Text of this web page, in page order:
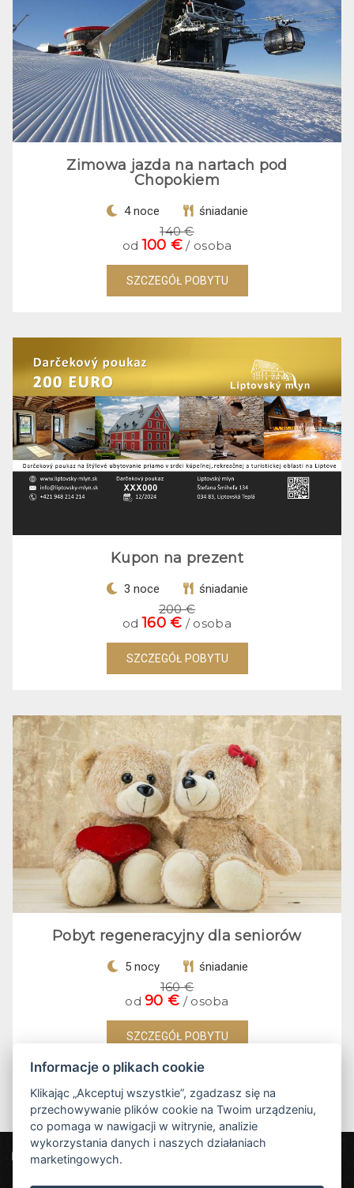
Zimowa jazda na nartach pod
Chopokiem
4 noce śniadanie
140 €
od100 € / osoba
SZCZEGÓŁ POBYTU
Kupon na prezent
3 noce śniadanie
200 €
od160 € / osoba
SZCZEGÓŁ POBYTU
Pobyt regeneracyjny dla seniorów
5 nocy śniadanie
160 €
od90 € / osoba
SZCZEGÓŁ POBYTU
Liptovský mlyn
Informacje o plikach cookie
Klikając „Akceptuj wszystkie”, zgadzasz się na
przechowywanie plików cookie na Twoim urządzeniu,
co pomaga w nawigacji w witrynie, analizie
wykorzystania danych i naszych działaniach
marketingowych.